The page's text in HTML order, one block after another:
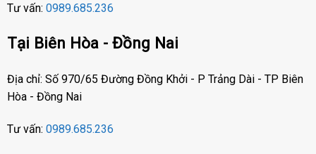
Tư vấn: 0989.685.236
Tại Biên Hòa - Đồng Nai
Địa chỉ: Số 970/65 Đường Đồng Khởi - P Trảng Dài - TP Biên
Hòa - Đồng Nai
Tư vấn: 0989.685.236